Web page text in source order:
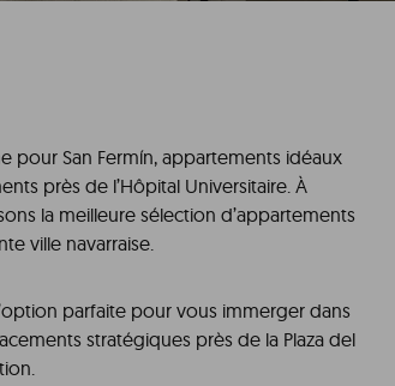
pour San Fermín, appartements idéaux
près de l’Hôpital Universitaire. À
la meilleure sélection d’appartements
ville navarraise.
parfaite pour vous immerger dans
stratégiques près de la Plaza del